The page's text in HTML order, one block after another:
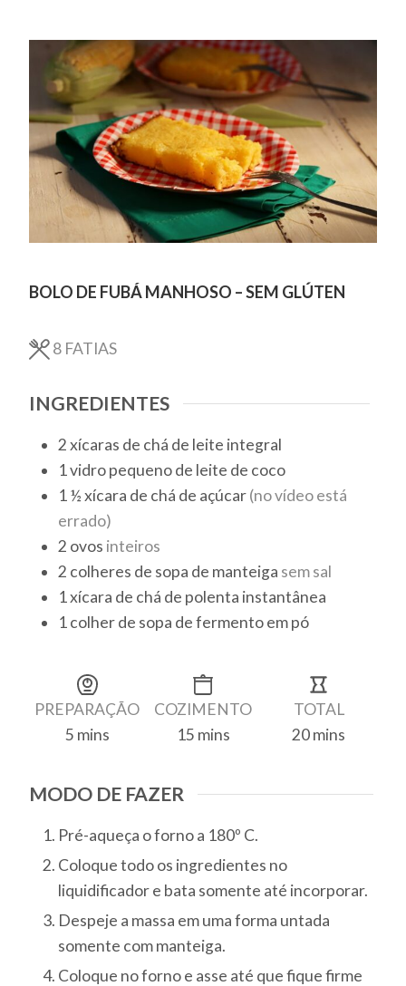
BOLO DE FUBÁ MANHOSO – SEM GLÚTEN
8 FATIAS
INGREDIENTES
2 xícaras de chá de leite integral
1vidropequeno de leite de coco
1 ½ xícara de chá de açúcar(no vídeo está
errado)
2 ovos inteiros
2 colheres de sopa de manteiga sem sal
1xícara de chá de polenta instantânea
1colher de sopa de fermento em pó
PREPARAÇÃO
5 mins
COZIMENTO
15 mins
TOTAL
20mins
MODO DE FAZER
Pré-aqueça o forno a 180º C.
Coloque todo os ingredientes no
liquidificador e bata somente até incorporar.
Despeje a massa em uma forma untada
somente com manteiga.
Coloque no forno e asse até que fique firme